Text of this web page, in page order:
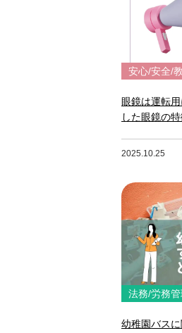
安心/安全/
眼鏡は運転
した眼鏡の
2025.10.25
法務/労務管
幼稚園バス